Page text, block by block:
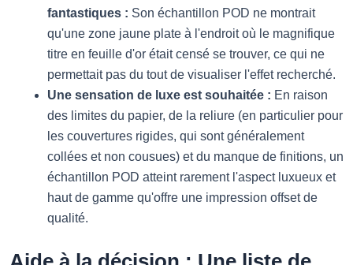
fantastiques : Son échantillon POD ne montrait
qu'une zone jaune plate à l'endroit où le magnifique
titre en feuille d'or était censé se trouver, ce qui ne
permettait pas du tout de visualiser l'effet recherché.
Une sensation de luxe est souhaitée : En raison
des limites du papier, de la reliure (en particulier pour
les couvertures rigides, qui sont généralement
collées et non cousues) et du manque de finitions, un
échantillon POD atteint rarement l'aspect luxueux et
haut de gamme qu'offre une impression offset de
qualité.